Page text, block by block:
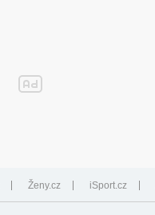
Ženy.cz iSport.cz